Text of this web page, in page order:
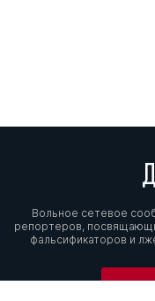
Вольное сетевое
репортеров,
фальсификаторов и